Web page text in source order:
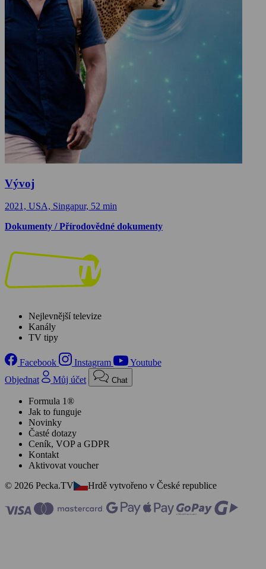
Vývoj
2021, USA, Singapur, 52 min
Dokumenty / Přírodovědné dokumenty
Nejlevnější televize
Kanály
TV tipy
Facebook Instagram
Youtube
Objednat
Můj účet Chat
Formula 1®
Jak to funguje
Novinky
Časté dotazy
Ceník, VOP a GDPR
Kontakt
Aktivovat voucher
© 2026 Pecka.TV
Hrdě vytvořeno v České republice